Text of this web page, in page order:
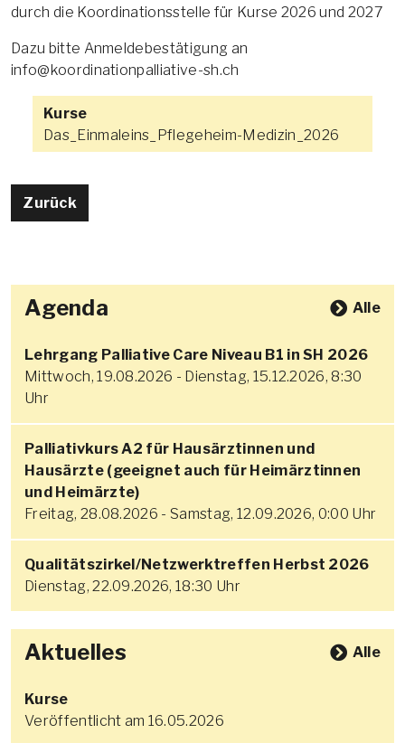
durch die Koordinationsstelle für Kurse 2026 und 2027
Dazu bitte Anmeldebestätigung an
info@koordinationpalliative-sh.ch
Kurse
Das_Einmaleins_Pflegeheim-Medizin_2026
Zurück
Agenda Alle
Lehrgang Palliative Care Niveau B1 in SH 2026
Mittwoch, 19.08.2026 - Dienstag, 15.12.2026, 8:30
Uhr
Palliativkurs A2 für Hausärztinnen und
Hausärzte (geeignet auch für Heimärztinnen
und Heimärzte)
Freitag, 28.08.2026 - Samstag, 12.09.2026, 0:00 Uhr
Qualitätszirkel/Netzwerktreffen Herbst 2026
Dienstag, 22.09.2026, 18:30 Uhr
Aktuelles Alle
Kurse
Veröffentlicht am 16.05.2026